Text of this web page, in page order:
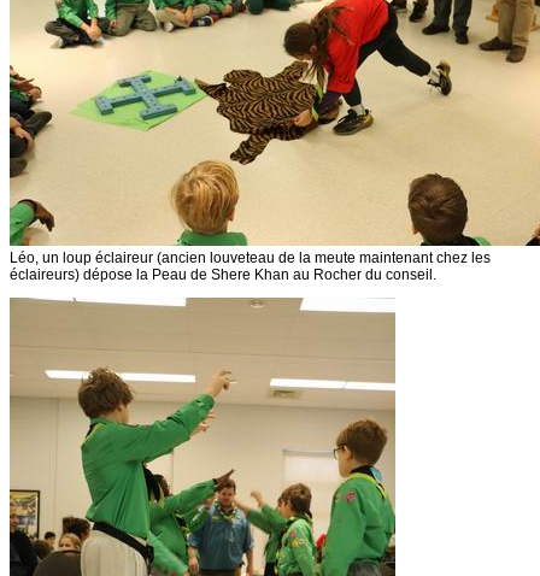
Léo, un loup éclaireur (ancien louveteau de la meute maintenant chez les
éclaireurs) dépose la Peau de Shere Khan au Rocher du conseil.